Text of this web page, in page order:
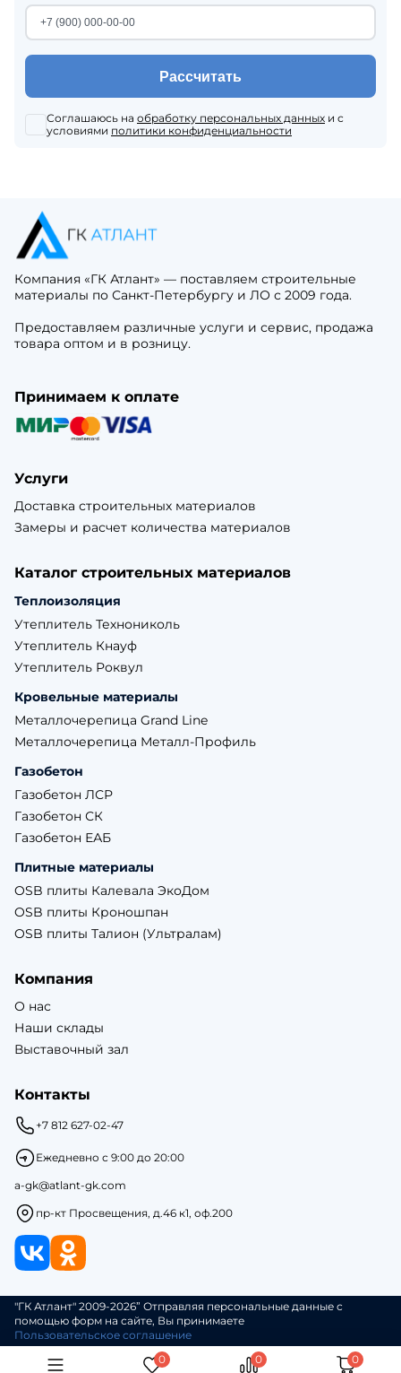
Рассчитать
Соглашаюсь на обработку персональных данных и с
условиями политики конфиденциальности
Компания «ГК Атлант» — поставляем строительные
материалы по Санкт-Петербургу и ЛО с 2009 года.
Предоставляем различные услуги и сервис, продажа
товара оптом и в розницу.
Принимаем к оплате
Услуги
Доставка строительных материалов
Замеры и расчет количества материалов
Каталог строительных материалов
Теплоизоляция
Утеплитель Технониколь
Утеплитель Кнауф
Утеплитель Роквул
Кровельные материалы
Металлочерепица Grand Line
Металлочерепица Металл-Профиль
Газобетон
Газобетон ЛСР
Газобетон СК
Газобетон ЕАБ
Плитные материалы
OSB плиты Калевала ЭкоДом
OSB плиты Кроношпан
OSB плиты Талион (Ультралам)
Компания
О нас
Наши склады
Выставочный зал
Контакты
+7 812 627-02-47
Ежедневно с 9:00 до 20:00
a-gk@atlant-gk.com
пр-кт Просвещения, д.46 к1, оф.200
"ГК Атлант" 2009-2026” Отправляя персональные данные с
помощью форм на сайте, Вы принимаете
Пользовательское соглашение